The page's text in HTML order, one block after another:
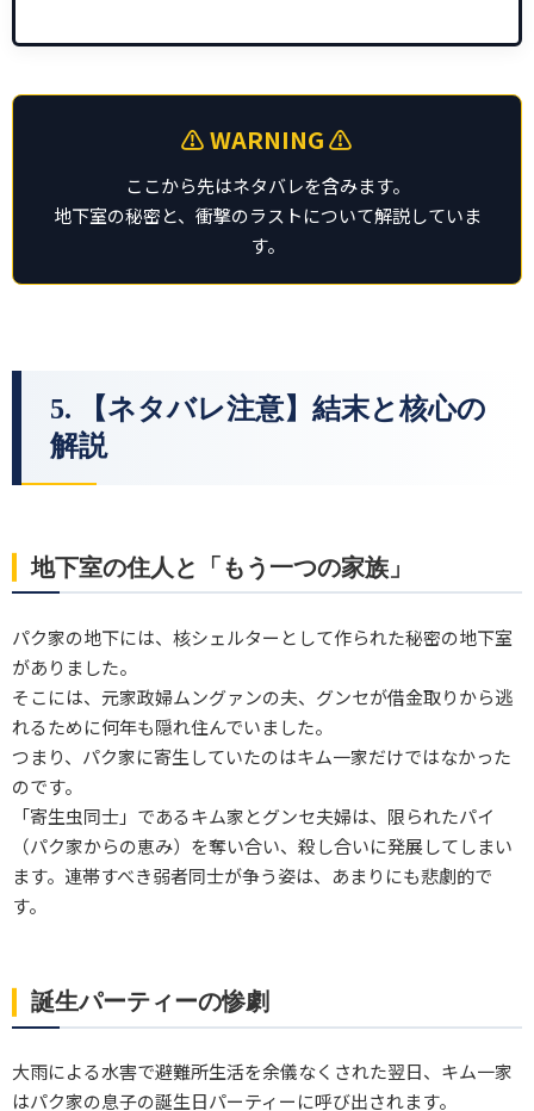
⚠️ WARNING ⚠️
ここから先はネタバレを含みます。
地下室の秘密と、衝撃のラストについて解説していま
す。
5. 【ネタバレ注意】結末と核心の
解説
地下室の住人と「もう一つの家族」
パク家の地下には、核シェルターとして作られた秘密の地下室
がありました。
そこには、元家政婦ムングァンの夫、グンセが借金取りから逃
れるために何年も隠れ住んでいました。
つまり、パク家に寄生していたのはキム一家だけではなかった
のです。
「寄生虫同士」であるキム家とグンセ夫婦は、限られたパイ
（パク家からの恵み）を奪い合い、殺し合いに発展してしまい
ます。連帯すべき弱者同士が争う姿は、あまりにも悲劇的で
す。
誕生パーティーの惨劇
大雨による水害で避難所生活を余儀なくされた翌日、キム一家
はパク家の息子の誕生日パーティーに呼び出されます。